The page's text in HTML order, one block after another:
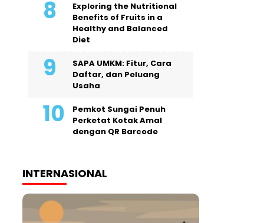
Exploring the Nutritional
Benefits of Fruits in a
Healthy and Balanced
Diet
SAPA UMKM: Fitur, Cara
Daftar, dan Peluang
Usaha
Pemkot Sungai Penuh
Perketat Kotak Amal
dengan QR Barcode
INTERNASIONAL